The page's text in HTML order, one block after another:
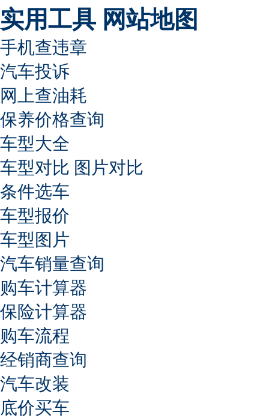
实用工具 网站地图
手机查违章
汽车投诉
网上查油耗
保养价格查询
车型大全
车型对比 图片对比
条件选车
车型报价
车型图片
汽车销量查询
购车计算器
保险计算器
购车流程
经销商查询
汽车改装
底价买车